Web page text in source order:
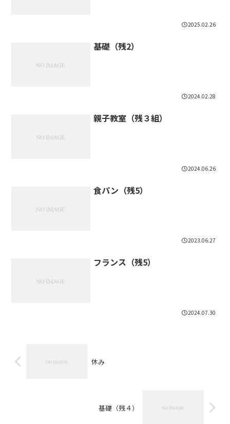
2025.02.26
基礎（残2）
2024.02.28
親子教室（残３組）
2024.06.26
食パン（残5）
2023.06.27
フランス（残5）
2024.07.30
休み
基礎（残４）